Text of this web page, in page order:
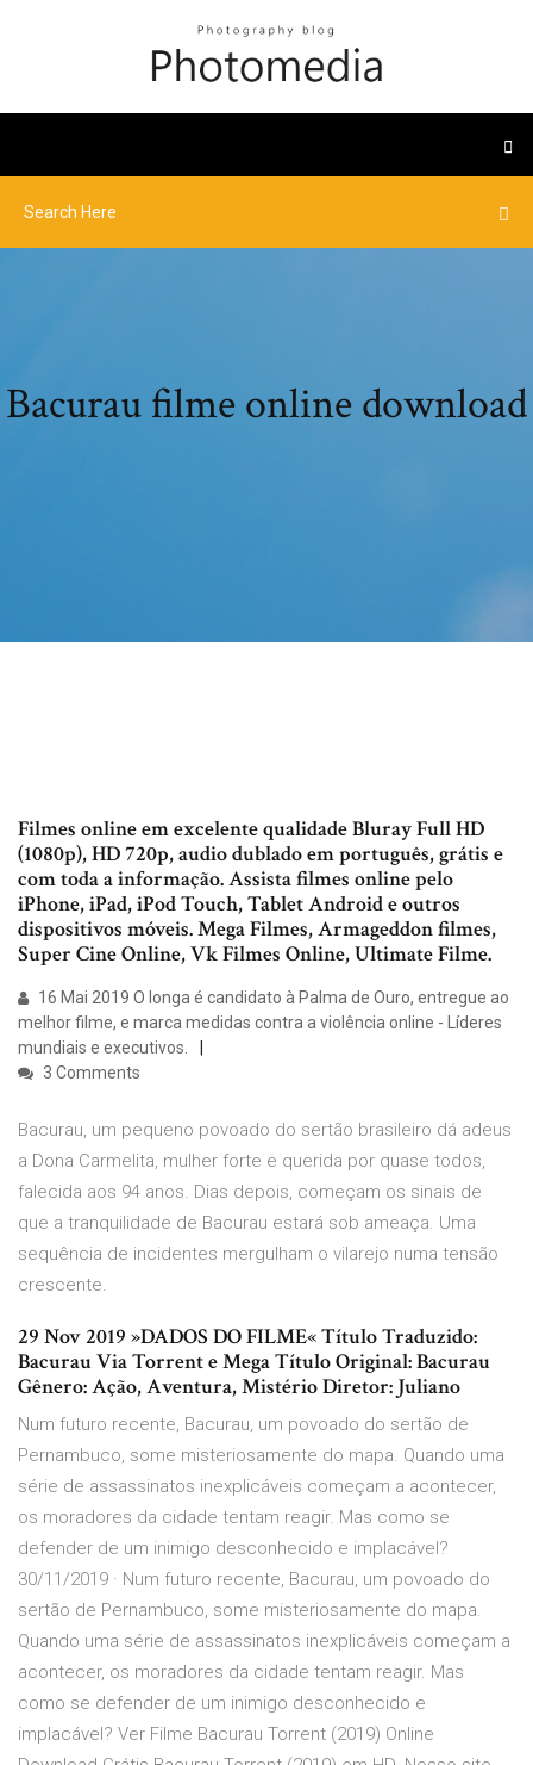
Bacurau filme online download
Filmes online em excelente qualidade Bluray Full HD
(1080p), HD 720p, audio dublado em português, grátis e
com toda a informação. Assista filmes online pelo
iPhone, iPad, iPod Touch, Tablet Android e outros
dispositivos móveis. Mega Filmes, Armageddon filmes,
Super Cine Online, Vk Filmes Online, Ultimate Filme.
16 Mai 2019 O longa é candidato à Palma de Ouro, entregue ao
melhor filme, e marca medidas contra a violência online - Líderes
mundiais e executivos.
3 Comments
Bacurau, um pequeno povoado do sertão brasileiro dá adeus
a Dona Carmelita, mulher forte e querida por quase todos,
falecida aos 94 anos. Dias depois, começam os sinais de
que a tranquilidade de Bacurau estará sob ameaça. Uma
sequência de incidentes mergulham o vilarejo numa tensão
crescente.
29 Nov 2019 »DADOS DO FILME« Título Traduzido:
Bacurau Via Torrent e Mega Título Original: Bacurau
Gênero: Ação, Aventura, Mistério Diretor: Juliano
Num futuro recente, Bacurau, um povoado do sertão de
Pernambuco, some misteriosamente do mapa. Quando uma
série de assassinatos inexplicáveis começam a acontecer,
os moradores da cidade tentam reagir. Mas como se
defender de um inimigo desconhecido e implacável?
30/11/2019 · Num futuro recente, Bacurau, um povoado do
sertão de Pernambuco, some misteriosamente do mapa.
Quando uma série de assassinatos inexplicáveis começam a
acontecer, os moradores da cidade tentam reagir. Mas
como se defender de um inimigo desconhecido e
implacável? Ver Filme Bacurau Torrent (2019) Online